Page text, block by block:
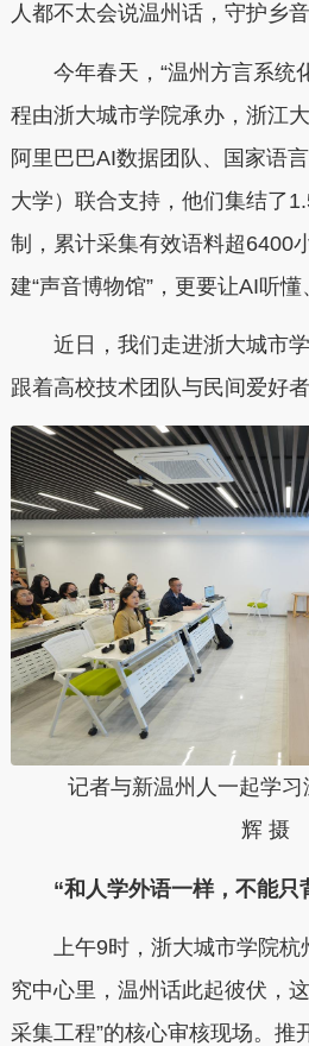
人都不太会说温州话，守护乡音
今年春天，“温州方言系统
程由浙大城市学院承办，浙江
阿里巴巴AI数据团队、国家语
大学）联合支持，他们集结了
制，累计采集有效语料超6400
建“声音博物馆”，更要让AI听懂
近日，我们走进浙大城市学
跟着高校技术团队与民间爱好
记者与新温州人一起学习
辉 摄
“和人学外语一样，不能只
上午9时，浙大城市学院杭
究中心里，温州话此起彼伏，
采集工程”的核心审核现场。推